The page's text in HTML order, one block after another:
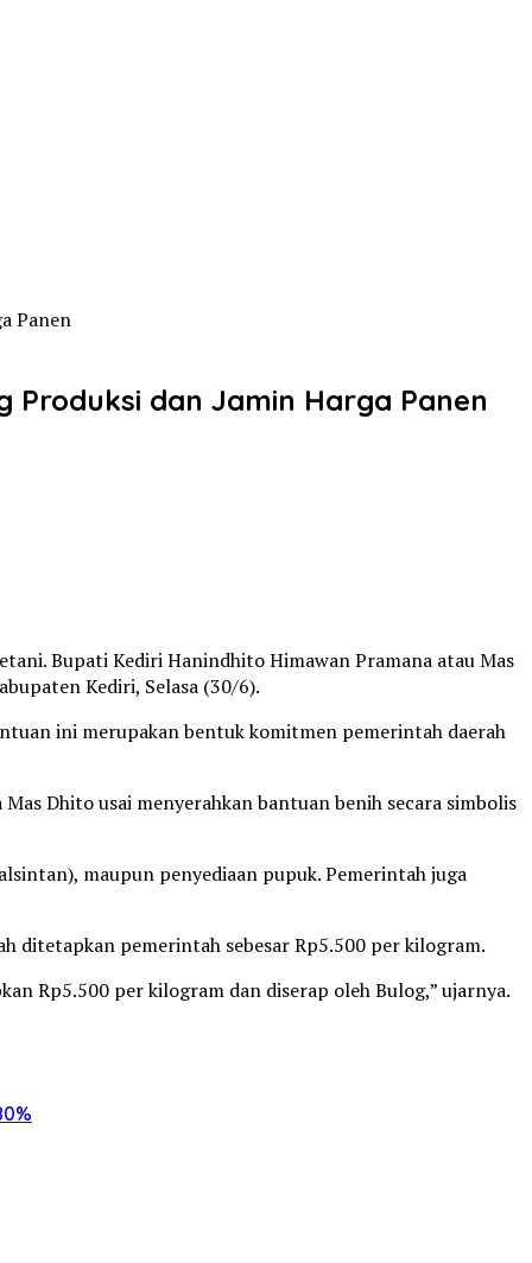
Panen
Produksi dan Jamin Harga Panen
Bupati Kediri Hanindhito Himawan Pramana atau Mas
Kediri, Selasa (30/6).
ini merupakan bentuk komitmen pemerintah daerah
Dhito usai menyerahkan bantuan benih secara simbolis
maupun penyediaan pupuk. Pemerintah juga
ditetapkan pemerintah sebesar Rp5.500 per kilogram.
Rp5.500 per kilogram dan diserap oleh Bulog,” ujarnya.